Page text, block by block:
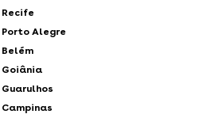
Recife
Porto Alegre
Belém
Goiânia
Guarulhos
Campinas